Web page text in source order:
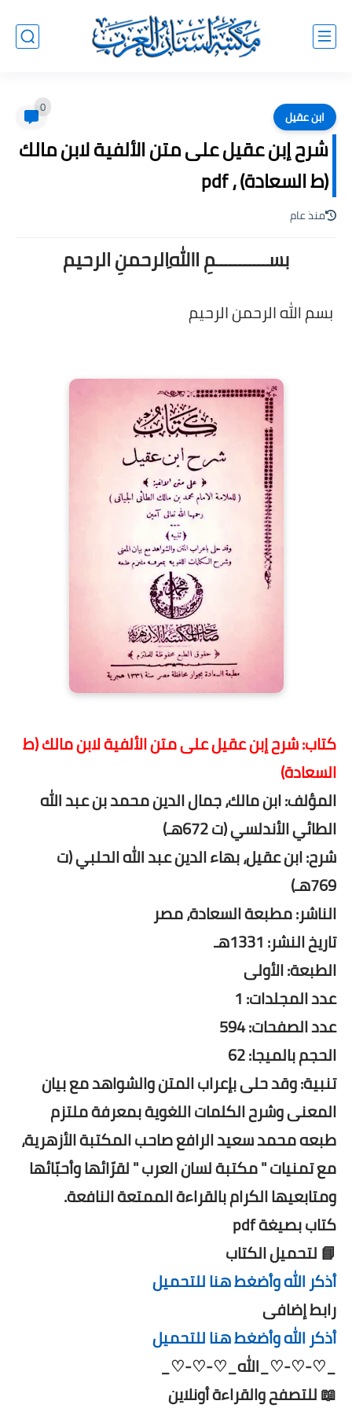
ابن عقيل 0
شرح إبن عقيل على متن الألفية لابن مالك
(ط السعادة) ، pdf
منذ عام
بســـــــــــمِ اﷲِالرحمنِ الرحيم
بسم الله الرحمن الرحيم
كتاب: شرح إبن عقيل على متن الألفية لابن مالك (ط
السعادة)
المؤلف: ابن مالك، جمال الدين محمد بن عبد الله
الطائي الأندلسي (ت 672هـ)
شرح: ابن عقيل، بهاء الدين عبد الله الحلبي (ت
769هـ)
الناشر: مطبعة السعادة، مصر
تاريخ النشر: 1331هـ
الطبعة: الأولى
عدد المجلدات: 1
عدد الصفحات: 594
الحجم بالميجا: 62
تنبية: وقد حلى بإعراب المتن والشواهد مع بيان
المعنى وشرح الكلمات اللغوية بمعرفة ملتزم
طبعه محمد سعيد الرافع صاحب المكتبة الأزهرية،
مع تمنيات " مكتبة لسان العرب " لقرّائها وأحبّائها
ومتابعيها الكرام بالقراءة الممتعة النافعة.
كتاب بصيغة pdf
📘 لتحميل الكتاب
أذكر الله وأضغط هنا للتحميل
رابط إضافى
أذكر الله وأضغط هنا للتحميل
_♡-♡-♡_الله_♡-♡-♡_
📖 للتصفح والقراءة أونلاين